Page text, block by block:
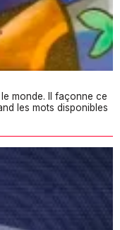
monde. Il façonne ce
les mots disponibles